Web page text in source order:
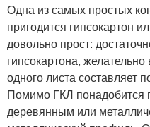
Одна из самых простых
пригодится гипсокартон
довольно прост:
гипсокартона,
одного листа составляет
Помимо ГКЛ
деревянным или